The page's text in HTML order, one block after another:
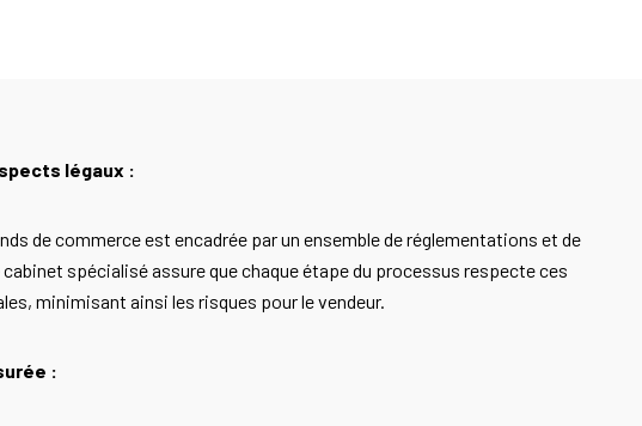
légaux :
de commerce est encadrée par un ensemble de réglementations et de
spécialisé assure que chaque étape du processus respecte ces
minimisant ainsi les risques pour le vendeur.
: